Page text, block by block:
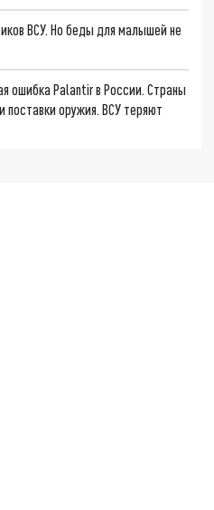
ВСУ. Но беды для малышей не
ошибка Palantir в России. Страны
поставки оружия. ВСУ теряют